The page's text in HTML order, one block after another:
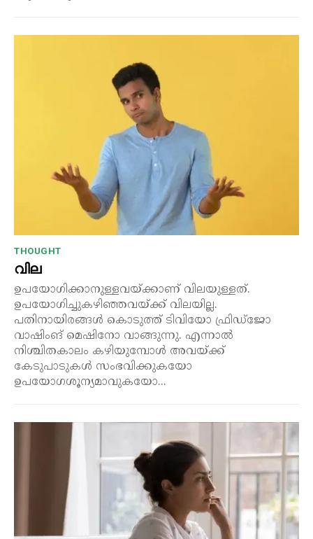
THOUGHT
വില
ഉപയോഗിക്കാനുള്ളവയ്ക്കാണ് വിലയുള്ളത്.
ഉപയോഗിച്ചുകഴിഞ്ഞവയ്ക്ക് വിലയില്ല.
പതിനായിരങ്ങൾ കൊടുത്ത് ടിവിയോ ഫ്രിഡ്ജോ
വാഷിംങ് മെഷിനോ വാങ്ങുന്നു. എന്നാൽ
നിശ്ചിതകാലം കഴിയുമ്പോൾ അവയ്ക്ക്
കേടുപാടുകൾ സംഭവിക്കുകയോ
ഉപയോഗശൂന്യമാവുകയോ...